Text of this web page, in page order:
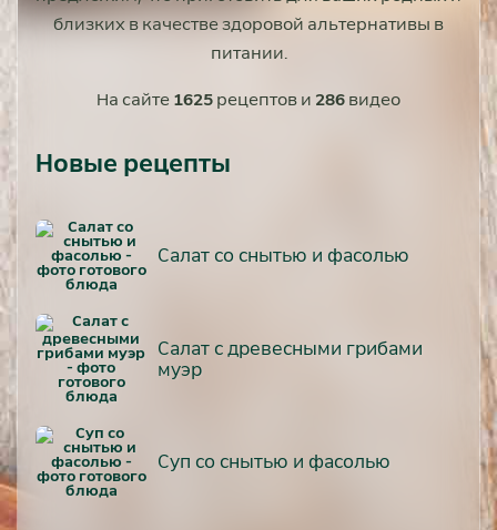
близких в качестве здоровой альтернативы в
питании.
На сайте 1625 рецептов и 286 видео
Новые рецепты
Салат со снытью и фасолью
Салат с древесными грибами
муэр
Суп со снытью и фасолью